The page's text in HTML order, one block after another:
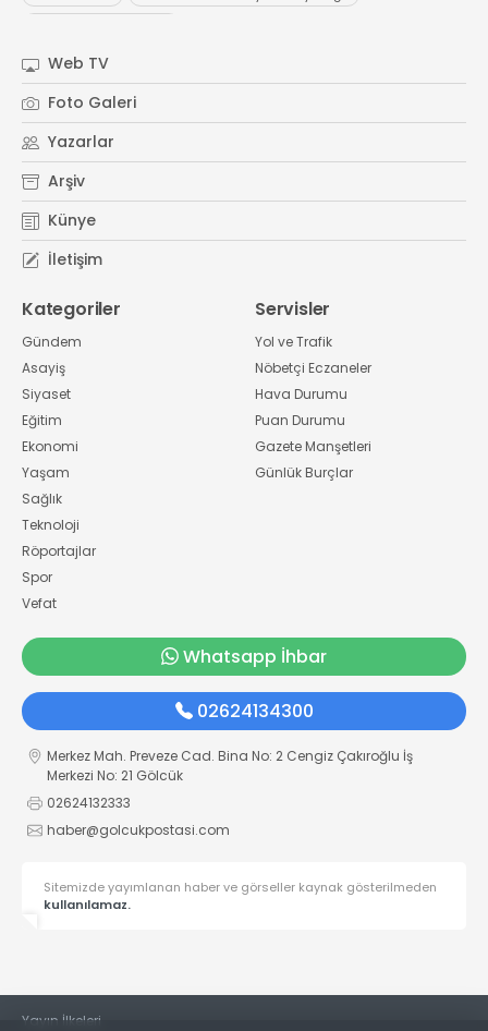
Web TV
Foto Galeri
Yazarlar
Arşiv
Künye
İletişim
Kategoriler
Gündem
Asayiş
Siyaset
Eğitim
Ekonomi
Yaşam
Sağlık
Teknoloji
Röportajlar
Spor
Vefat
Servisler
Yol ve Trafik
Nöbetçi Eczaneler
Hava Durumu
Puan Durumu
Gazete Manşetleri
Günlük Burçlar
Whatsapp İhbar
02624134300
Merkez Mah. Preveze Cad. Bina No: 2 Cengiz Çakıroğlu İş
Merkezi No: 21 Gölcük
02624132333
haber@golcukpostasi.com
Sitemizde yayımlanan haber ve görseller kaynak gösterilmeden
kullanılamaz.
Yayın İlkeleri